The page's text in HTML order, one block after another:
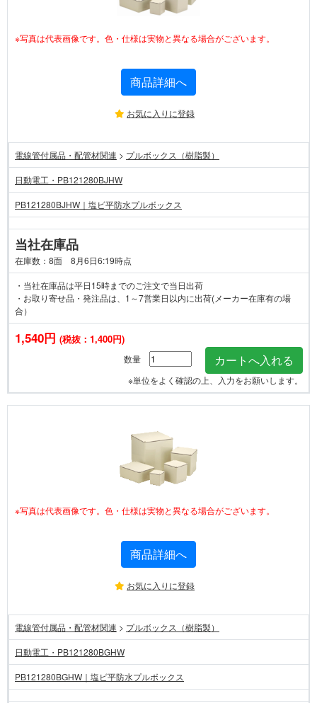
※写真は代表画像です。色・仕様は実物と異なる場合がございます。
商品詳細へ
お気に入りに登録
電線管付属品・配管材関連 > プルボックス（樹脂製）
日動電工・PB121280BJHW
PB121280BJHW｜塩ビ平防水プルボックス
当社在庫品
在庫数：8面 8月6日6:19時点
・当社在庫品は平日15時までのご注文で当日出荷
・お取り寄せ品・発注品は、1～7営業日以内に出荷(メーカー在庫有の場
合）
1,540円 (税抜：1,400円)
数量
※単位をよく確認の上、入力をお願いします。
※写真は代表画像です。色・仕様は実物と異なる場合がございます。
商品詳細へ
お気に入りに登録
電線管付属品・配管材関連 > プルボックス（樹脂製）
日動電工・PB121280BGHW
PB121280BGHW｜塩ビ平防水プルボックス